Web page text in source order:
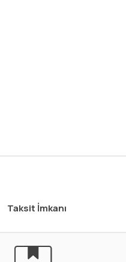
Taksit İmkanı